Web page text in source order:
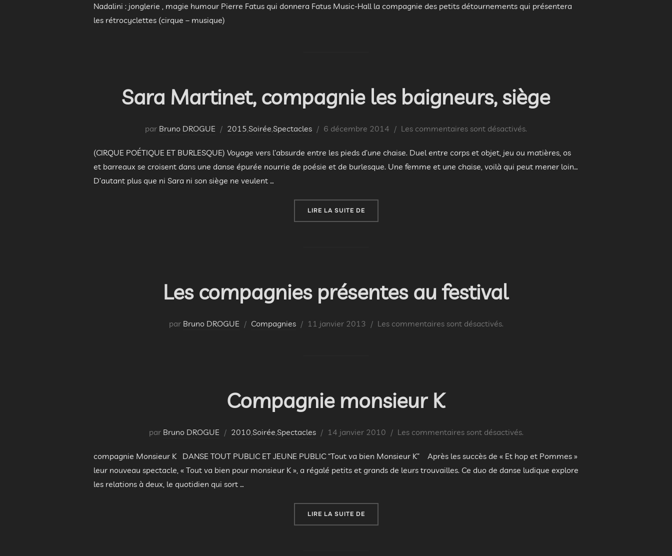
Nadalini : jonglerie , magie humour Pierre Fatus qui donnera Fatus Music-Hall la compagnie des petits détournements qui présentera
les rétrocyclettes (cirque – musique)
Sara Martinet, compagnie les baigneurs, siège
par Bruno DROGUE 2015 Soirée Spectacles
Publié
6 décembre 2014 Les commentaires sont désactivés.
(CIRQUE POÉTIQUE ET BURLESQUE) Voyage vers l’absurde entre les pieds d’une chaise. Duel entre corps et objet, jeu ou matières, os
et barreaux se croisent dans une danse épurée nourrie de poésie et de burlesque. Une femme et une chaise, voilà qui peut mener loin…
D’autant plus que ni Sara ni son siège ne veulent …
LIRE LA SUITE DE« SARA MARTINET, COMPAGNIE LES BAIGNEURS, SIÈGE »
Les compagnies présentes au festival
par Bruno DROGUE Compagnies
Publié
11 janvier 2013 Les commentaires sont désactivés.
Compagnie monsieur K
par Bruno DROGUE 2010 Soirée Spectacles
Publié
14 janvier 2010 Les commentaires sont désactivés.
compagnie Monsieur K DANSE TOUT PUBLIC ET JEUNE PUBLIC “Tout va bien Monsieur K” Après les succès de « Et hop et Pommes »
leur nouveau spectacle, « Tout va bien pour monsieur K », a régalé petits et grands de leurs trouvailles. Ce duo de danse ludique explore
les relations à deux, le quotidien qui sort …
LIRE LA SUITE DE« COMPAGNIE MONSIEUR K »